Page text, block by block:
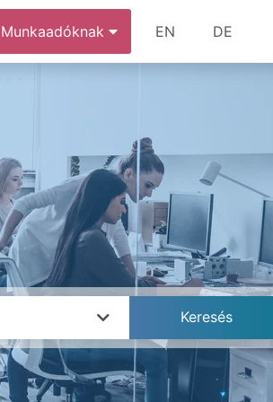
Munkaadóknak EN DE